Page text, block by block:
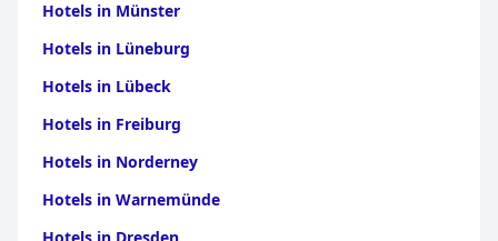
Hotels in Münster
Hotels in Lüneburg
Hotels in Lübeck
Hotels in Freiburg
Hotels in Norderney
Hotels in Warnemünde